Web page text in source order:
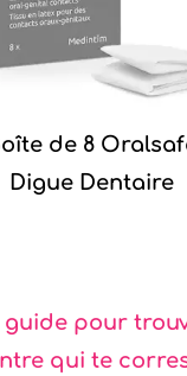
de 8
Digue Dentaire
guide pour
qui te